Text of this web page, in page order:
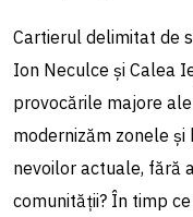
Cartierul delimitat de
Ion Neculce și Calea
provocările majore
modernizăm zonele
nevoilor actuale, fără
comunității? În timp